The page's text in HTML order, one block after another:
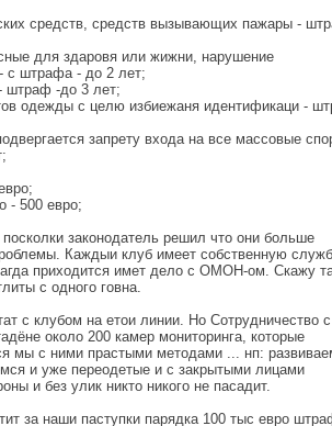
средств, средств вызывающих пажары -
для здаровя или жижни, нарушение
с штрафа - до 2 лет;
штраф -до 3 лет;
одежды с целю избиежаня идентификаци -
запрету входа на все массовые
- 500 евро;
законодатель решил что они больше
Каждыи клуб имеет собственную
приходится имет дело с ОМОН-ом. Скажу
с одного говна.
с клубом на етои линии. Но Сотрудничество с
около 200 камер мониторинга, которые
мы с ними прастыми методами ... нп:
и уже переодетые и с закрытыми лицами
и без улик никто никого не пасадит.
за наши паступки парядка 100 тыс евро